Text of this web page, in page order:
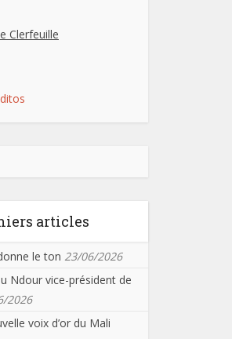
Clerfeuille
articles
le ton 23/06/2026
Ndour vice-président de
2026
voix d’or du Mali